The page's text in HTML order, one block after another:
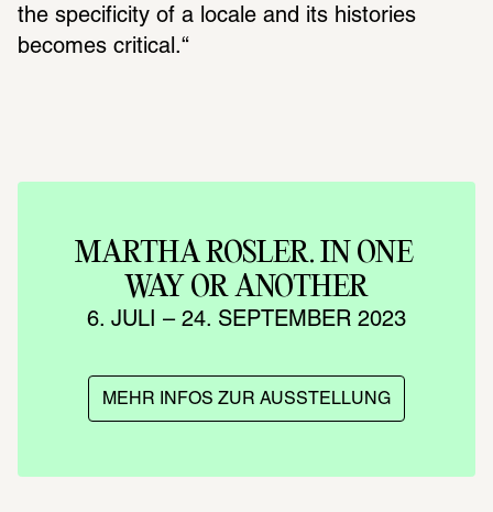
the specificity of a locale and its histories
becomes critical.“
MARTHA ROSLER. IN ONE
WAY OR ANOTHER
6. JULI – 24. SEPTEMBER 2023
MEHR INFOS ZUR AUSSTELLUNG